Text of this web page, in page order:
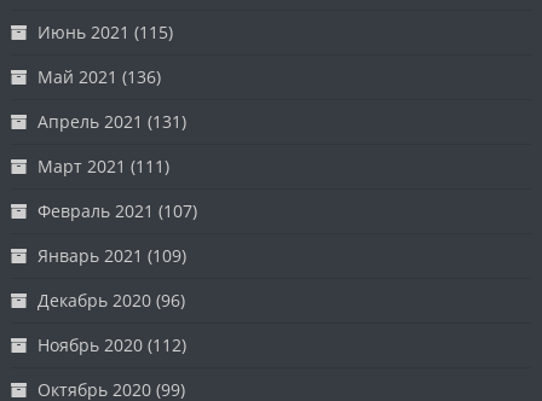
Июнь 2021 (115)
Май 2021 (136)
Апрель 2021 (131)
Март 2021 (111)
Февраль 2021 (107)
Январь 2021 (109)
Декабрь 2020 (96)
Ноябрь 2020 (112)
Октябрь 2020 (99)